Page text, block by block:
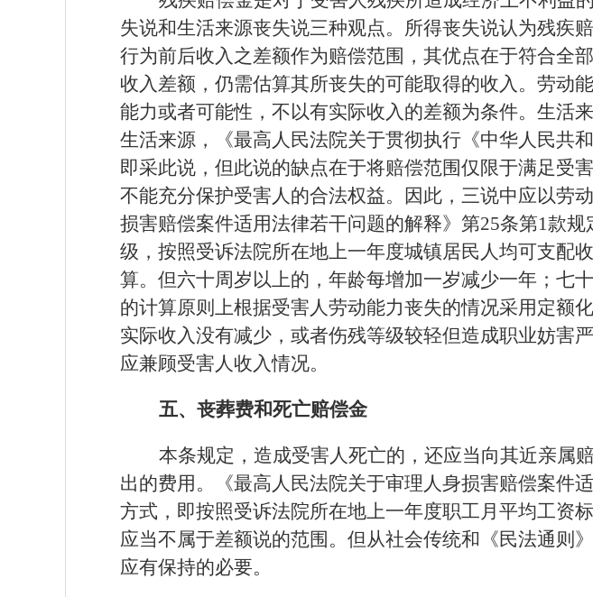
失说和生活来源丧失说三种观点。所得丧失说认为残疾
行为前后收入之差额作为赔偿范围，其优点在于符合全
收入差额，仍需估算其所丧失的可能取得的收入。劳动
能力或者可能性，不以有实际收入的差额为条件。生活
生活来源，《最高人民法院关于贯彻执行《中华人民共
即采此说，但此说的缺点在于将赔偿范围仅限于满足受
不能充分保护受害人的合法权益。因此，三说中应以劳
损害赔偿案件适用法律若干问题的解释》第25条第1款
级，按照受诉法院所在地上一年度城镇居民人均可支配
算。但六十周岁以上的，年龄每增加一岁减少一年；七
的计算原则上根据受害人劳动能力丧失的情况采用定额
实际收入没有减少，或者伤残等级较轻但造成职业妨害
应兼顾受害人收入情况。
五、丧葬费和死亡赔偿金
本条规定，造成受害人死亡的，还应当向其近亲属
出的费用。《最高人民法院关于审理人身损害赔偿案件
方式，即按照受诉法院所在地上一年度职工月平均工资
应当不属于差额说的范围。但从社会传统和《民法通则
应有保持的必要。